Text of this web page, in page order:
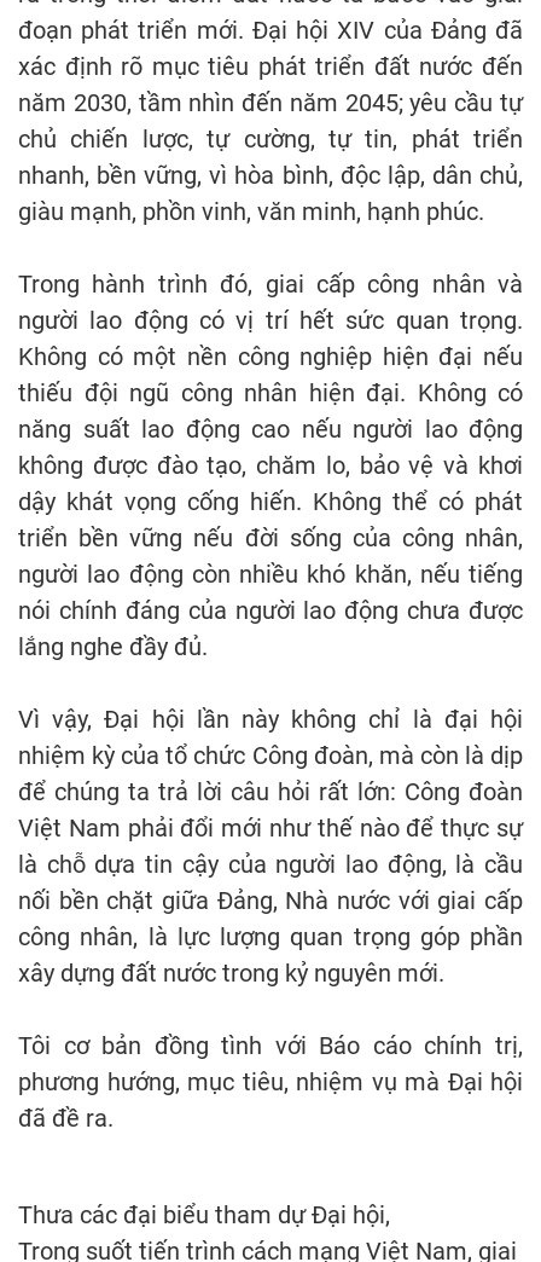
đoạn phát triển mới. Đại hội XIV của Đảng đã
xác định rõ mục tiêu phát triển đất nước đến
năm 2030, tầm nhìn đến năm 2045; yêu cầu tự
chủ chiến lược, tự cường, tự tin, phát triển
nhanh, bền vững, vì hòa bình, độc lập, dân chủ,
giàu mạnh, phồn vinh, văn minh, hạnh phúc.
Trong hành trình đó, giai cấp công nhân và
người lao động có vị trí hết sức quan trọng.
Không có một nền công nghiệp hiện đại nếu
thiếu đội ngũ công nhân hiện đại. Không có
năng suất lao động cao nếu người lao động
không được đào tạo, chăm lo, bảo vệ và khơi
dậy khát vọng cống hiến. Không thể có phát
triển bền vững nếu đời sống của công nhân,
người lao động còn nhiều khó khăn, nếu tiếng
nói chính đáng của người lao động chưa được
lắng nghe đầy đủ.
Vì vậy, Đại hội lần này không chỉ là đại hội
nhiệm kỳ của tổ chức Công đoàn, mà còn là dịp
để chúng ta trả lời câu hỏi rất lớn: Công đoàn
Việt Nam phải đổi mới như thế nào để thực sự
là chỗ dựa tin cậy của người lao động, là cầu
nối bền chặt giữa Đảng, Nhà nước với giai cấp
công nhân, là lực lượng quan trọng góp phần
xây dựng đất nước trong kỷ nguyên mới.
Tôi cơ bản đồng tình với Báo cáo chính trị,
phương hướng, mục tiêu, nhiệm vụ mà Đại hội
đã đề ra.
Thưa các đại biểu tham dự Đại hội,
Trong suốt tiến trình cách mạng Việt Nam, giai